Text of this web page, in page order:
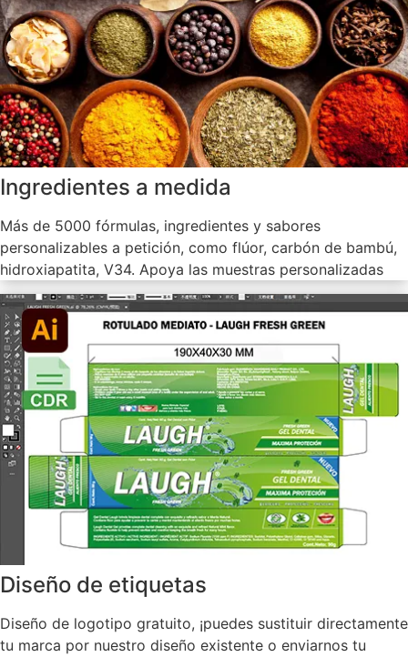
Ingredientes a medida
Más de 5000 fórmulas, ingredientes y sabores
personalizables a petición, como flúor, carbón de bambú,
hidroxiapatita, V34. Apoya las muestras personalizadas
Diseño de etiquetas
Diseño de logotipo gratuito, ¡puedes sustituir directamente
tu marca por nuestro diseño existente o enviarnos tu